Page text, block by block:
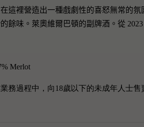
這裡營造出一種戲劇性的喜怒無常的
餘味。萊奧維爾巴頓的副牌酒。從 2023
Merlot
務過程中，向18歲以下的未成年人士售